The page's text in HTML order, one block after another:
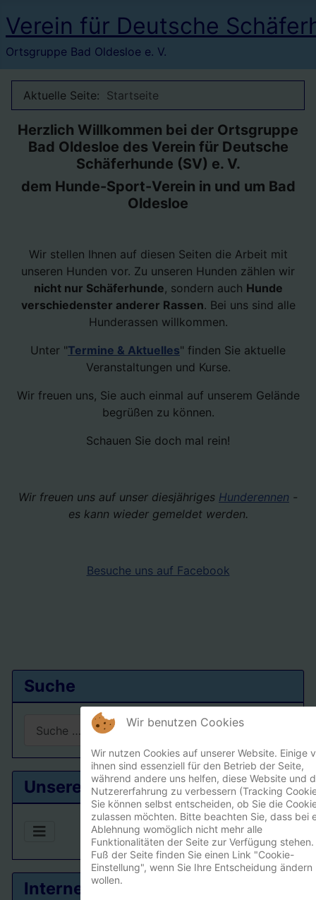
Verein für Deutsche
Ortsgruppe Bad Oldesloe e. V.
Suche
Type 2 or more characters for results.
Unsere Ortsgruppe
Interner Bereich
Aktuelle Seite: Startseite
Herzlich Willkommen bei der Ortsgruppe
Bad Oldesloe des Verein für Deutsche
Schäferhunde (SV) e. V.
dem Hunde-Sport-Verein in und um Bad
Oldesloe
Wir stellen Ihnen auf diesen Seiten die Arbeit mit
unseren Hunden vor. Zu unseren Hunden zählen wir
nicht nur Schäferhunde, sondern auch Hunde
verschiedenster anderer Rassen. Bei uns sind alle
Hunderassen willkommen.
Unter "Termine & Aktuelles" finden Sie aktuelle
Veranstaltungen und Kurse.
Wir freuen uns, Sie auch einmal auf unserem Gelände
begrüßen zu können.
Schauen Sie doch mal rein!
Wir freuen uns auf unser diesjähriges Hunderennen -
es kann wieder gemeldet werden.
Besuche uns auf Facebook
Wir benutzen Cookies
Wir nutzen Cookies auf unserer Website. Einige
ihnen sind essenziell für den Betrieb der Seite,
während andere uns helfen, diese Website und
Nutzererfahrung zu verbessern (Tracking
Sie können selbst entscheiden, ob Sie die
zulassen möchten. Bitte beachten Sie, dass bei
Ablehnung womöglich nicht mehr alle
Funktionalitäten der Seite zur Verfügung stehen.
Fuß der Seite finden Sie einen Link "Cookie-
Einstellung", wenn Sie Ihre Entscheidung ändern
wollen.